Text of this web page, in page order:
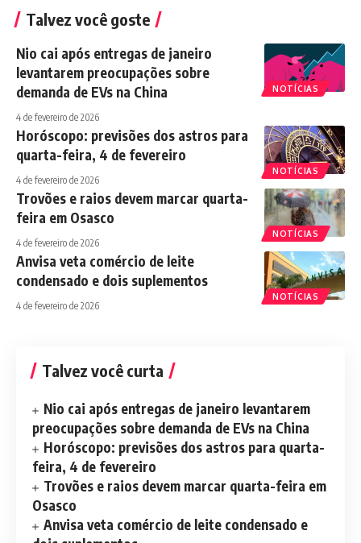
Talvez você goste
NOTÍCIAS
Nio cai após entregas de janeiro
levantarem preocupações sobre
demanda de EVs na China
4 de fevereiro de 2026
NOTÍCIAS
Horóscopo: previsões dos astros para
quarta-feira, 4 de fevereiro
4 de fevereiro de 2026
NOTÍCIAS
Trovões e raios devem marcar quarta-
feira em Osasco
4 de fevereiro de 2026
NOTÍCIAS
Anvisa veta comércio de leite
condensado e dois suplementos
4 de fevereiro de 2026
Talvez você curta
Nio cai após entregas de janeiro levantarem
preocupações sobre demanda de EVs na China
Horóscopo: previsões dos astros para quarta-
feira, 4 de fevereiro
Trovões e raios devem marcar quarta-feira em
Osasco
Anvisa veta comércio de leite condensado e